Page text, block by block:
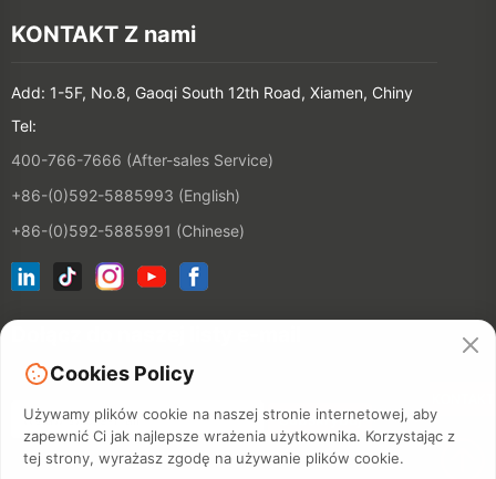
KONTAKT Z nami
Add: 1-5F, No.8, Gaoqi South 12th Road, Xiamen, Chiny
Tel:
400-766-7666 (After-sales Service)
+86-(0)592-5885993 (English)
+86-(0)592-5885991 (Chinese)
Cookies Policy
Używamy plików cookie na naszej stronie internetowej, aby
zapewnić Ci jak najlepsze wrażenia użytkownika. Korzystając z
tej strony, wyrażasz zgodę na używanie plików cookie.